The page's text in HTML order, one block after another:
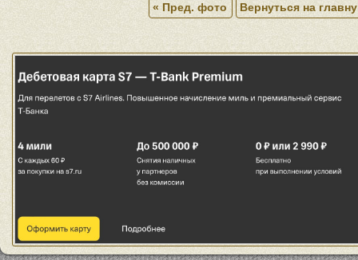
« Пред. фото Вернуться на